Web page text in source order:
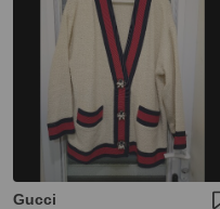
Gucci